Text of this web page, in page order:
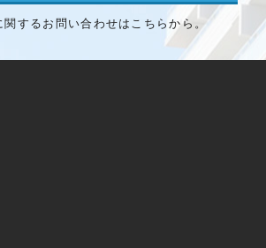
関するお問い合わせはこちらから。